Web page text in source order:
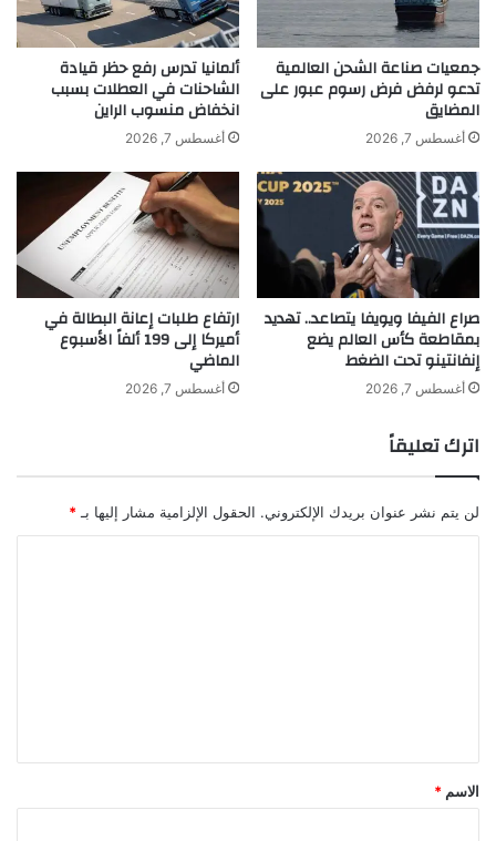
ا
ت
ط
و
ا
ل
ة
ج
د
د
ة
ر
ف
ز
و
ج
ت
م
ي
ل
جمعيات صناعة الشحن العالمية
تدعو لرفض فرض رسوم عبور على
المضايق
أغسطس 7, 2026
ألمانيا تدرس رفع حظر قيادة
الشاحنات في العطلات بسبب
انخفاض منسوب الراين
أغسطس 7, 2026
صراع الفيفا ويويفا يتصاعد.. تهديد
بمقاطعة كأس العالم يضع
إنفانتينو تحت الضغط
أغسطس 7, 2026
ارتفاع طلبات إعانة البطالة في
أميركا إلى 199 ألفاً الأسبوع
الماضي
أغسطس 7, 2026
اترك تعليقاً
لن يتم نشر عنوان بريدك الإلكتروني. الحقول الإلزامية مشار إليها بـ *
*
الاسم *